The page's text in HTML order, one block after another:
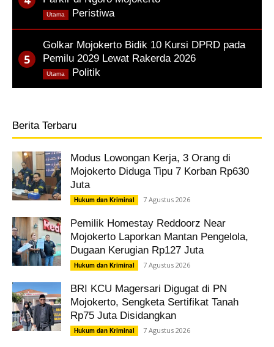
Peristiwa,
Utama
Golkar Mojokerto Bidik 10 Kursi DPRD pada
Pemilu 2029 Lewat Rakerda 2026
Politik
Utama
Berita Terbaru
Modus Lowongan Kerja, 3 Orang di
Mojokerto Diduga Tipu 7 Korban Rp630
Juta
Hukum dan Kriminal 7 Agustus 2026
Pemilik Homestay Reddoorz Near
Mojokerto Laporkan Mantan Pengelola,
Dugaan Kerugian Rp127 Juta
Hukum dan Kriminal 7 Agustus 2026
BRI KCU Magersari Digugat di PN
Mojokerto, Sengketa Sertifikat Tanah
Rp75 Juta Disidangkan
Hukum dan Kriminal 7 Agustus 2026